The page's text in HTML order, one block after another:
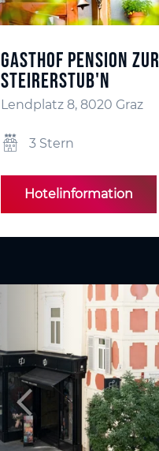
Gasthof Pension Zur
Steirerstub'n
Lendplatz 8, 8020 Graz
3 Stern
Hotelinformation